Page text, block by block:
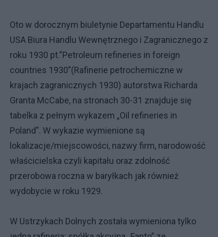
Oto w dorocznym biuletynie Departamentu Handlu
USA Biura Handlu Wewnętrznego i Zagranicznego z
roku 1930 pt.”Petroleum refineries in foreign
countries 1930”(Rafinerie petrochemiczne w
krajach zagranicznych 1930) autorstwa Richarda
Granta McCabe, na stronach 30-31 znajduje się
tabelka z pełnym wykazem „Oil refineries in
Poland”. W wykazie wymienione są
lokalizacje/miejscowości, nazwy firm, narodowość
właścicielska czyli kapitału oraz zdolność
przerobowa roczna w baryłkach jak również
wydobycie w roku 1929.
W Ustrzykach Dolnych została wymieniona tylko